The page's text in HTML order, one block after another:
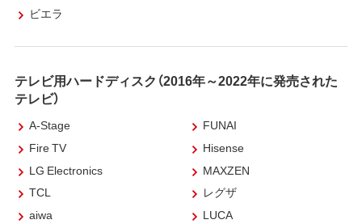
ビエラ
テレビ用ハードディスク（2016年～2022年に発売された
テレビ）
A-Stage
FUNAI
Fire TV
Hisense
LG Electronics
MAXZEN
TCL
レグザ
aiwa
LUCA